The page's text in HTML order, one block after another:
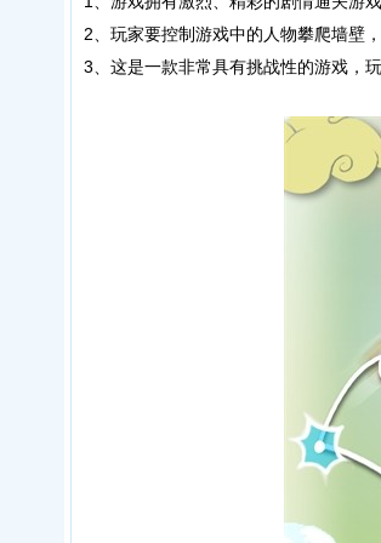
2、玩家要控制游戏中的人物攀爬墙壁
3、这是一款非常具有挑战性的游戏，